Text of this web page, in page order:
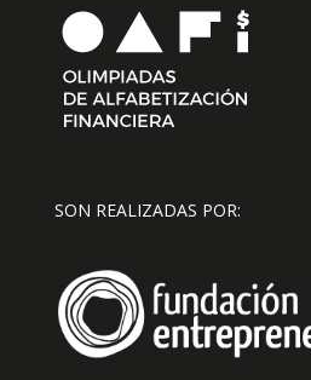
SON REALIZADAS POR: